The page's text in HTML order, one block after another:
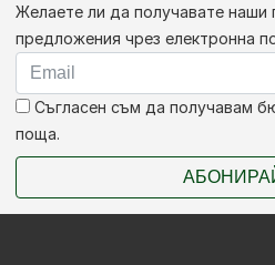
Желаете ли да получавате наши
предложения чрез електронна
Съгласен съм да получавам
поща.